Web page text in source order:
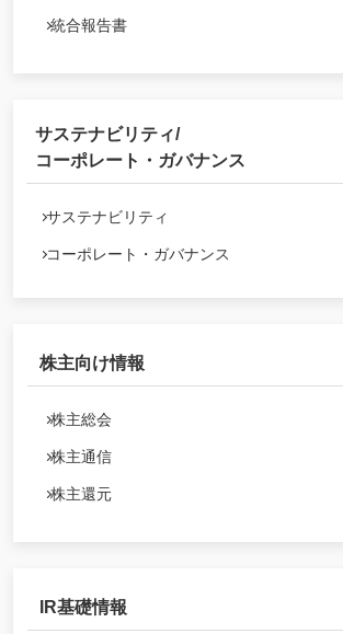
統合報告書
サステナビリティ/
コーポレート・ガバナンス
サステナビリティ
コーポレート・ガバナンス
株主向け情報
株主総会
株主通信
株主還元
IR基礎情報